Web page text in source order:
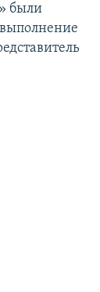
были